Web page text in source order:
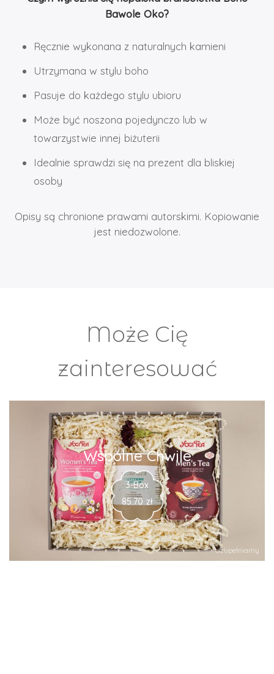
Bawole Oko?
Ręcznie wykonana z naturalnych kamieni
Utrzymana w stylu boho
Pasuje do każdego stylu ubioru
Może być noszona pojedynczo lub w
towarzystwie innej biżuterii
Idealnie sprawdzi się na prezent dla bliskiej
osoby
Opisy są chronione prawami autorskimi. Kopiowanie
jest niedozwolone.
Może Cię
zainteresować
Uzupełniamy
Wspólne Chwile
3-Box
85.70 zł